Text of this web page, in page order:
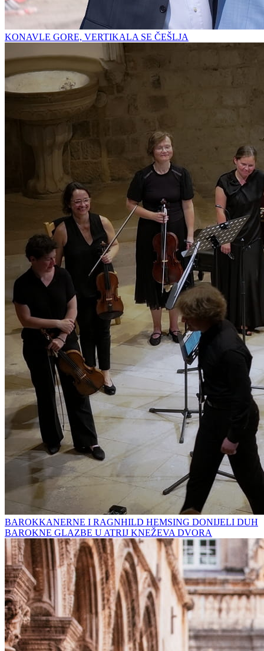
KONAVLE GORE, VERTIKALA SE ČEŠLJA
BAROKKANERNE I RAGNHILD HEMSING DONIJELI DUH
BAROKNE GLAZBE U ATRIJ KNEŽEVA DVORA